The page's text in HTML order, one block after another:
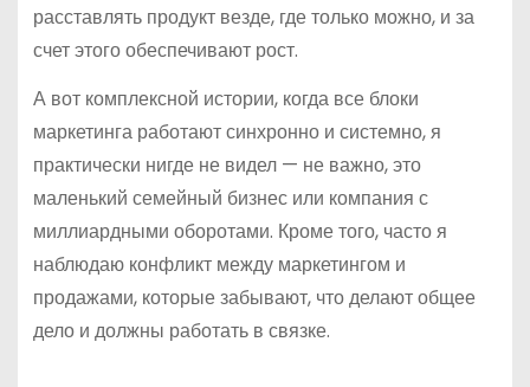
расставлять продукт везде, где только можно, и за
счет этого обеспечивают рост.
А вот комплексной истории, когда все блоки
маркетинга работают синхронно и системно, я
практически нигде не видел — не важно, это
маленький семейный бизнес или компания с
миллиардными оборотами. Кроме того, часто я
наблюдаю конфликт между маркетингом и
продажами, которые забывают, что делают общее
дело и должны работать в связке.